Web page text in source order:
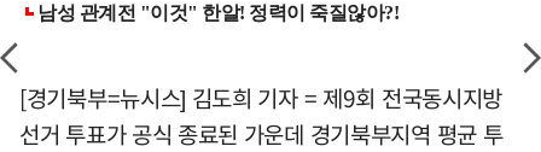
[경기북부=뉴시스] 김도희 기자 = 제9회 전국동시지방
선거 투표가 공식 종료된 가운데 경기북부지역 평균 투